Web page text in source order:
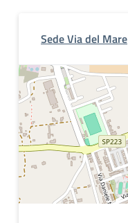
Sede Via del Mare